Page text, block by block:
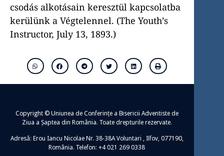
csodás alkotásain keresztül kapcsolatba
kerülünk a Végtelennel. (The Youth’s
Instructor, July 13, 1893.)
Copyright © Uniunea de Conferințe a Bisericii Adventiste de
Ziua a Șaptea din România. Toate drepturile rezervate.
Adresă: Erou Iancu Nicolae Nr. 38-38A Voluntari , Ilfov, 077190,
România. Telefon: +4 021 269 0338